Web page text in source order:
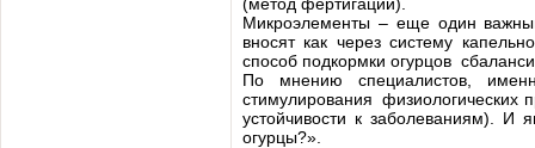
Микроэлементы – еще один
вносят как через систему
способ подкормки огурцов
По мнению специалистов,
стимулирования физиологических
устойчивости к заболеваниям). И
огурцы?».